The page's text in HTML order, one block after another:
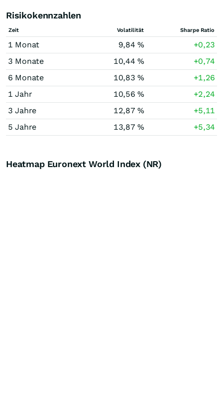
Risikokennzahlen
Zeit Volatilität Sharpe Ratio
1 Monat 9,84 %
+0,23
3 Monate
10,44 %
+0,74
6 Monate
10,83 %
+1,26
1 Jahr
10,56 %
+2,24
3 Jahre
12,87 %
+5,11
5 Jahre
13,87 % +5,34
Heatmap Euronext World Index (NR)